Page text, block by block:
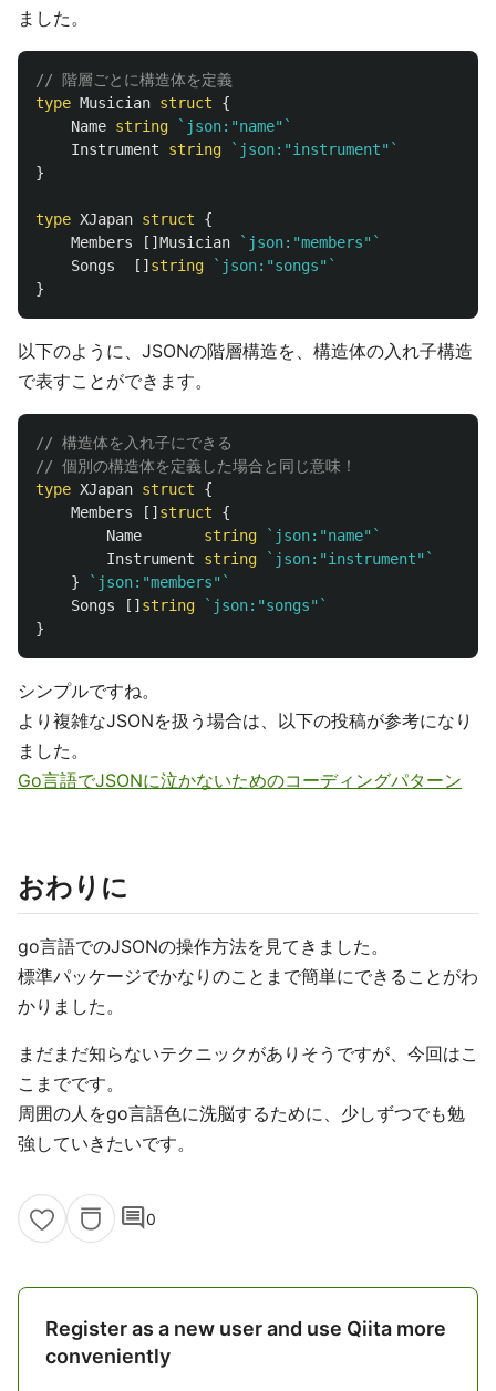
ました。
// 階層ごとに構造体を定義
type Musician struct
{
Name string
`json:"name"`
Instrument
string
`json:"instrument"`
}
type XJapan struct
{
Members
[] Musician
`json:"members"`
Songs
[] string
`json:"songs"`
}
以下のように、JSONの階層構造を、構造体の入れ子構造
で表すことができます。
// 構造体を入れ子にできる
// 個別の構造体を定義した場合と同じ意味！
type XJapan struct
{
Members
[] struct
{
Name
string
`json:"name"`
Instrument
string
`json:"instrument"`
}
`json:"members"`
Songs
[] string
`json:"songs"`
}
シンプルですね。
より複雑なJSONを扱う場合は、以下の投稿が参考になり
ました。
Go言語でJSONに泣かないためのコーディングパターン
おわりに
go言語でのJSONの操作方法を見てきました。
標準パッケージでかなりのことまで簡単にできることがわ
かりました。
まだまだ知らないテクニックがありそうですが、今回はこ
こまでです。
周囲の人をgo言語色に洗脳するために、少しずつでも勉
強していきたいです。
comment0
Register as a new user and use Qiita more
conveniently